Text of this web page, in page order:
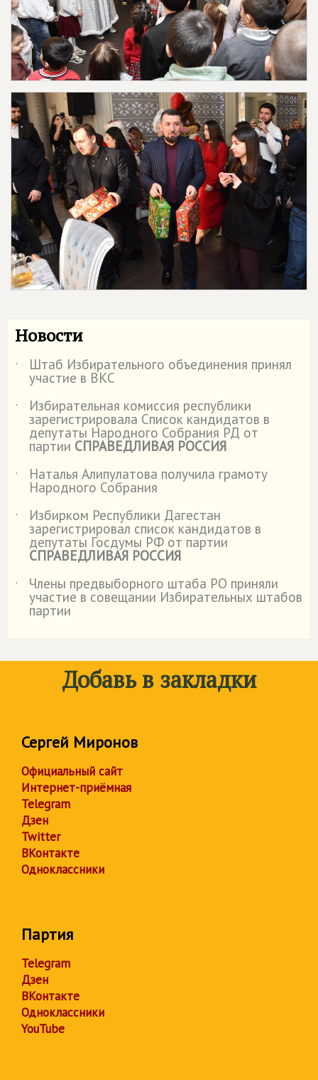
Новости
˙ Штаб Избирательного объединения принял
участие в ВКС
˙
Избирательная комиссия республики
зарегистрировала Список кандидатов в
депутаты Народного Собрания РД от
партии СПРАВЕДЛИВАЯ РОССИЯ
˙
Наталья Алипулатова получила грамоту
Народного Собрания
˙
Избирком Республики Дагестан
зарегистрировал список кандидатов в
депутаты Госдумы РФ от партии
СПРАВЕДЛИВАЯ РОССИЯ
˙
Члены предвыборного штаба РО приняли
участие в совещании Избирательных штабов
партии
Добавь в закладки
Сергей Миронов
Официальный сайт
Интернет-приёмная
Telegram
Дзен
Twitter
ВКонтакте
Одноклассники
Партия
Telegram
Дзен
ВКонтакте
Одноклассники
YouTube